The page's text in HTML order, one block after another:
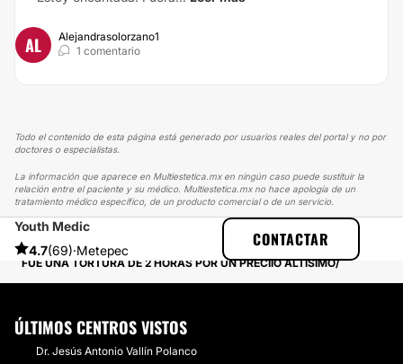
AL
Alejandrasolorzano1
1 comentario
Todo el contenido de esta página está generado por usuarios reales del portal y no por
doctores o especialistas.
La información que aparece en Multiestetica.mx en ningún caso puede sustituir la
relación entre el paciente y su médico. Multiestetica.mx no hace apología de un
tratamiento médico específico, de un producto comercial o de un servicio.
Youth Medic
4.7(69)·Metepec
CONTACTAR
MULTIESTETICA
EXPERIENCIAS SOBRE LÁSER CO2 FRACCIONADO
FUE UNA TORTURA DE 2 HORAS POR UN PRECIIO ALTÍSIMO
ÚLTIMOS CENTROS VISTOS
Dr. Jesús Antonio Vallín Polanco